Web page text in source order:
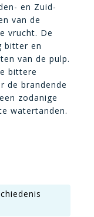
en Zuid-
van de
vrucht. De
bitter en
van de pulp.
bittere
de brandende
zodanige
watertanden.